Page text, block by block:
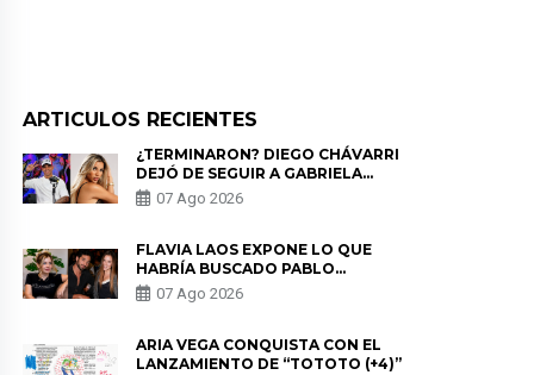
ARTICULOS RECIENTES
¿TERMINARON? DIEGO CHÁVARRI
DEJÓ DE SEGUIR A GABRIELA
HERRERA Y ANUNCIA SU SALIDA
DE PÓDCAST
07 Ago 2026
FLAVIA LAOS EXPONE LO QUE
HABRÍA BUSCADO PABLO
HEREDIA CON ALE FULLER: “UNA
DE LAS PARTES QUERÍA EL
07 Ago 2026
ARIA VEGA CONQUISTA CON EL
LANZAMIENTO DE “TOTOTO (+4)”